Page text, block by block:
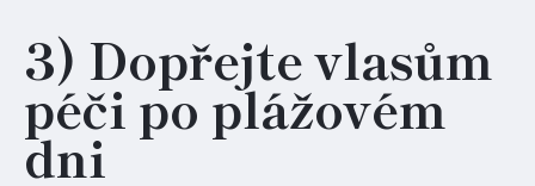
3) Dopřejte vlasům
péči po plážovém
dni